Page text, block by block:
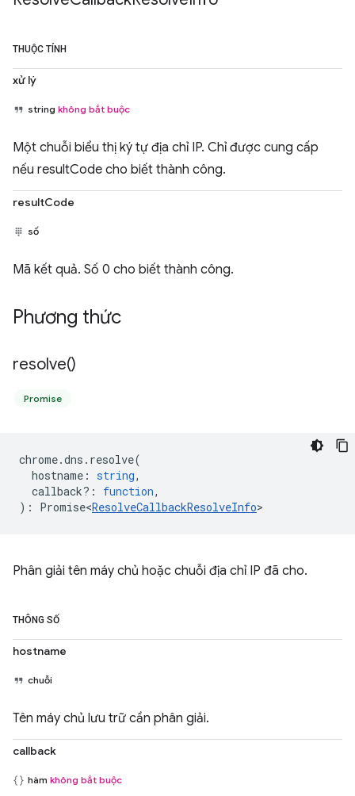
THUỘC TÍNH
xử lý
string không bắt buộc
Một chuỗi biểu thị ký tự địa chỉ IP. Chỉ được cung cấp
nếu resultCode cho biết thành công.
resultCode
số
Mã kết quả. Số 0 cho biết thành công.
Phương thức
resolve()
Promise
chrome.dns . resolve(
hostname : string,
callback? : function,
) : Promise<ResolveCallbackResolveInfo>
Phân giải tên máy chủ hoặc chuỗi địa chỉ IP đã cho.
THÔNG SỐ
hostname
chuỗi
Tên máy chủ lưu trữ cần phân giải.
callback
hàm không bắt buộc